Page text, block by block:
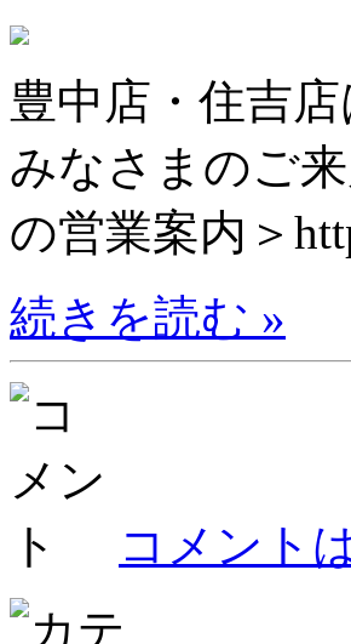
豊中店・住吉
みなさまのご
の営業案内＞
続きを読む »
コメント